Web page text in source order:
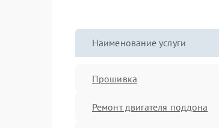
Наименование услуги
Прошивка
Ремонт двигателя поддона